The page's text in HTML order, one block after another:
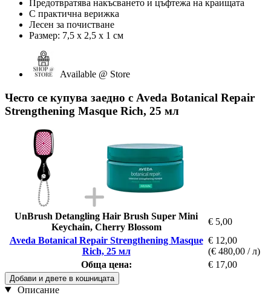
Предотвратява накъсването и цъфтежа на краищата
С практична верижка
Лесен за почистване
Размер: 7,5 x 2,5 x 1 см
Available @ Store
Често се купува заедно с Aveda Botanical Repair
Strengthening Masque Rich, 25 мл
UnBrush Detangling Hair Brush Super Mini
Keychain, Cherry Blossom
€ 5,00
Aveda Botanical Repair Strengthening Masque
Rich, 25 мл
€ 12,00
(€ 480,00 / л)
Обща цена:
€ 17,00
Добави и двете в кошницата
Описание